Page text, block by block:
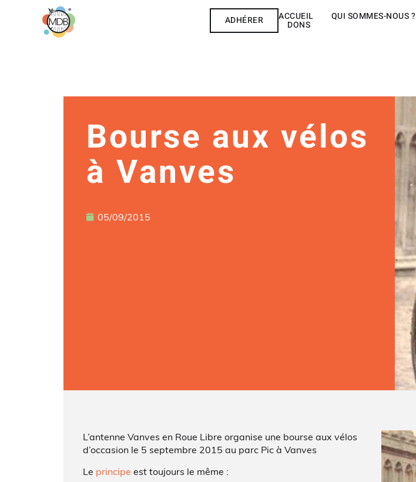
ADHÉRER ACCUEIL QUI SOMMES-NOUS ?
DONS
Bourse aux vélos
à Vanves
05/09/2015
L’antenne Vanves en Roue Libre organise une bourse aux vélos
d’occasion le 5 septembre 2015 au parc Pic à Vanves
Le principe est toujours le même :